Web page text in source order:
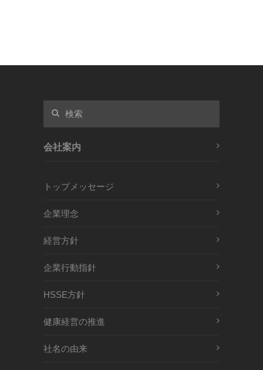
会社案内
トップメッセージ
企業理念
経営方針
企業行動指針
HSSE方針
健康経営の推進
社名の由来